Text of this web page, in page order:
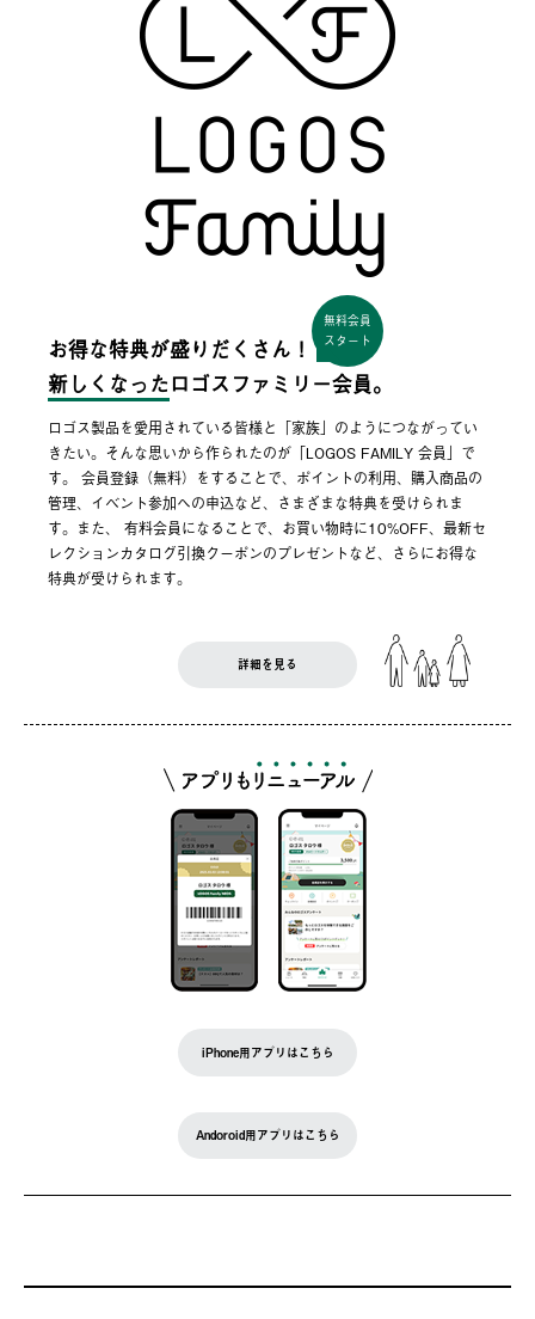
お得な特典が盛りだくさん！
無料会員
スタート
新しくなった ロゴスファミリー会員。
ロゴス製品を愛用されている皆様と「家族」のようにつながってい
きたい。そんな思いから作られたのが「LOGOS FAMILY 会員」で
す。 会員登録（無料）をすることで、ポイントの利用、購入商品の
管理、イベント参加への申込など、さまざまな特典を受けられま
す。また、 有料会員になることで、お買い物時に10%OFF、最新セ
レクションカタログ引換クーポンのプレゼントなど、さらにお得な
特典が受けられます。
詳細を見る
iPhone用アプリはこちら
Andoroid用アプリはこちら